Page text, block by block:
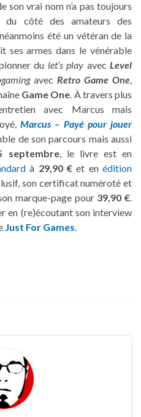
son vrai nom n’a pas toujours
du côté des amateurs des
été un vétéran de la
ses armes dans le vénérable
du let’s play avec Level
avec Retro Game One,
Game One. À travers plus
avec Marcus mais
Marcus – Payé pour jouer
de son parcours mais aussi
septembre, le livre est en
à 29,90 € et enédition
son certificat numéroté et
marque-page pour 39,90 €.
en (re)écoutant son interview
Just For Games.